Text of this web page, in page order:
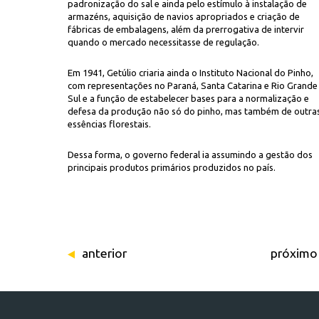
padronização do sal e ainda pelo estímulo à instalação de
armazéns, aquisição de navios apropriados e criação de
fábricas de embalagens, além da prerrogativa de intervir
quando o mercado necessitasse de regulação.
Em 1941, Getúlio criaria ainda o Instituto Nacional do Pinho,
com representações no Paraná, Santa Catarina e Rio
Sul e a função de estabelecer bases para a normalização e
defesa da produção não só do pinho, mas também de
essências florestais.
Dessa forma, o governo federal ia assumindo a gestão dos
principais produtos primários produzidos no país.
anterior próximo